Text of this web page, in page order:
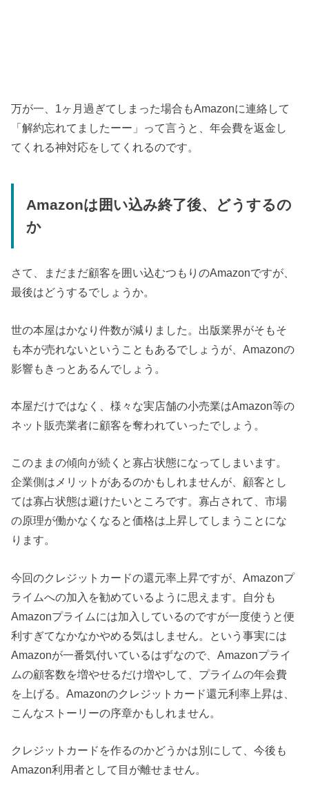
万が一、1ヶ月過ぎてしまった場合もAmazonに連絡して
「解約忘れてましたーー」って言うと、年会費を返金し
てくれる神対応をしてくれるのです。
Amazonは囲い込み終了後、どうするの
か
さて、まだまだ顧客を囲い込むつもりのAmazonですが、
最後はどうするでしょうか。
世の本屋はかなり件数が減りました。出版業界がそもそ
も本が売れないということもあるでしょうが、Amazonの
影響もきっとあるんでしょう。
本屋だけではなく、様々な実店舗の小売業はAmazon等の
ネット販売業者に顧客を奪われていったでしょう。
このままの傾向が続くと寡占状態になってしまいます。
企業側はメリットがあるのかもしれませんが、顧客とし
ては寡占状態は避けたいところです。寡占されて、市場
の原理が働かなくなると価格は上昇してしまうことにな
ります。
今回のクレジットカードの還元率上昇ですが、Amazonプ
ライムへの加入を勧めているように思えます。自分も
Amazonプライムには加入しているのですが一度使うと便
利すぎてなかなかやめる気はしません。という事実には
Amazonが一番気付いているはずなので、Amazonプライ
ムの顧客数を増やせるだけ増やして、プライムの年会費
を上げる。Amazonのクレジットカード還元利率上昇は、
こんなストーリーの序章かもしれません。
クレジットカードを作るのかどうかは別にして、今後も
Amazon利用者として目が離せません。